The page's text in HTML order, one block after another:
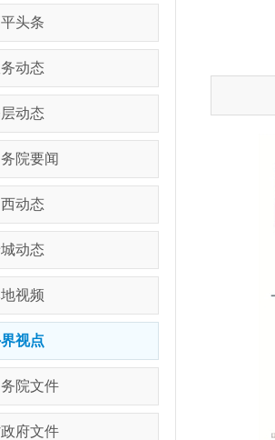
头条
动态
动态
院要闻
动态
动态
视频
视点
院文件
府文件